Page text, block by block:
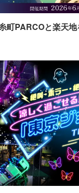
町PARCOと楽天